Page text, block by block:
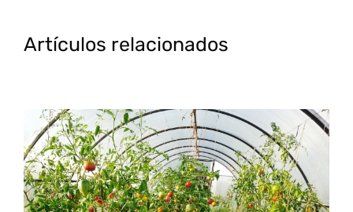
Artículos relacionados